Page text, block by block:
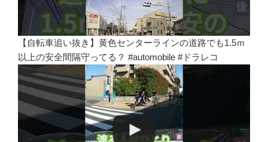
【自転車追い抜き】黄色センターラインの道路でも1.5ｍ
以上の安全間隔守ってる？ #automobile #ドラレコ